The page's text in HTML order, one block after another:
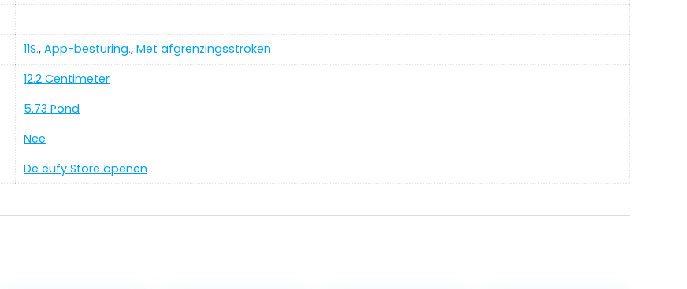
11S., App-besturing., Met afgrenzingsstroken
‎12.2 Centimeter
‎5.73 Pond
‎Nee
De eufy Store openen